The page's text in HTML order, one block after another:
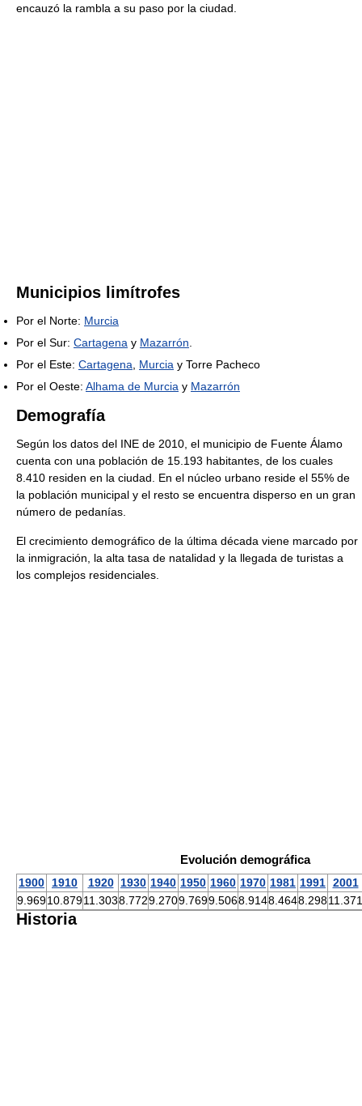
encauzó la rambla a su paso por la ciudad.
Municipios limítrofes
Por el Norte: Murcia
Por el Sur: Cartagena y Mazarrón
Por el Este: Cartagena Murcia y Torre Pacheco
Por el Oeste: Alhama de Murcia y Mazarrón
Demografía
Según los datos del INE de 2010, el municipio de Fuente Álamo
cuenta con una población de 15.193 habitantes, de los cuales
8.410 residen en la ciudad. En el núcleo urbano reside el 55% de
la población municipal y el resto se encuentra disperso en un gran
número de pedanías.
El crecimiento demográfico de la última década viene marcado por
la inmigración, la alta tasa de natalidad y la llegada de turistas a
los complejos residenciales.
Evolución demográfica
1900 1910 1920 1930 1940 1950 1960 1970 1981 1991 2001
9.96910.87911.3038.7729.2709.7699.5068.9148.4648.29811.371
Historia